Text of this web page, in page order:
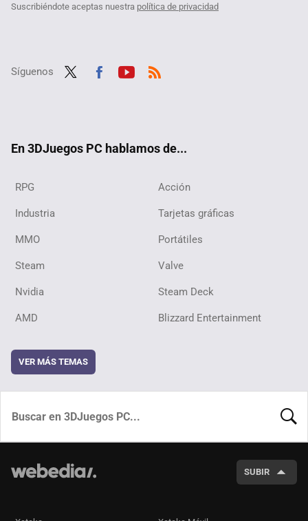
Suscribiéndote aceptas nuestra política de privacidad
Síguenos
En 3DJuegos PC hablamos de...
RPG Acción
Industria Tarjetas gráficas
MMO Portátiles
Steam Valve
Nvidia Steam Deck
AMD Blizzard Entertainment
VER MÁS TEMAS
SUBIR